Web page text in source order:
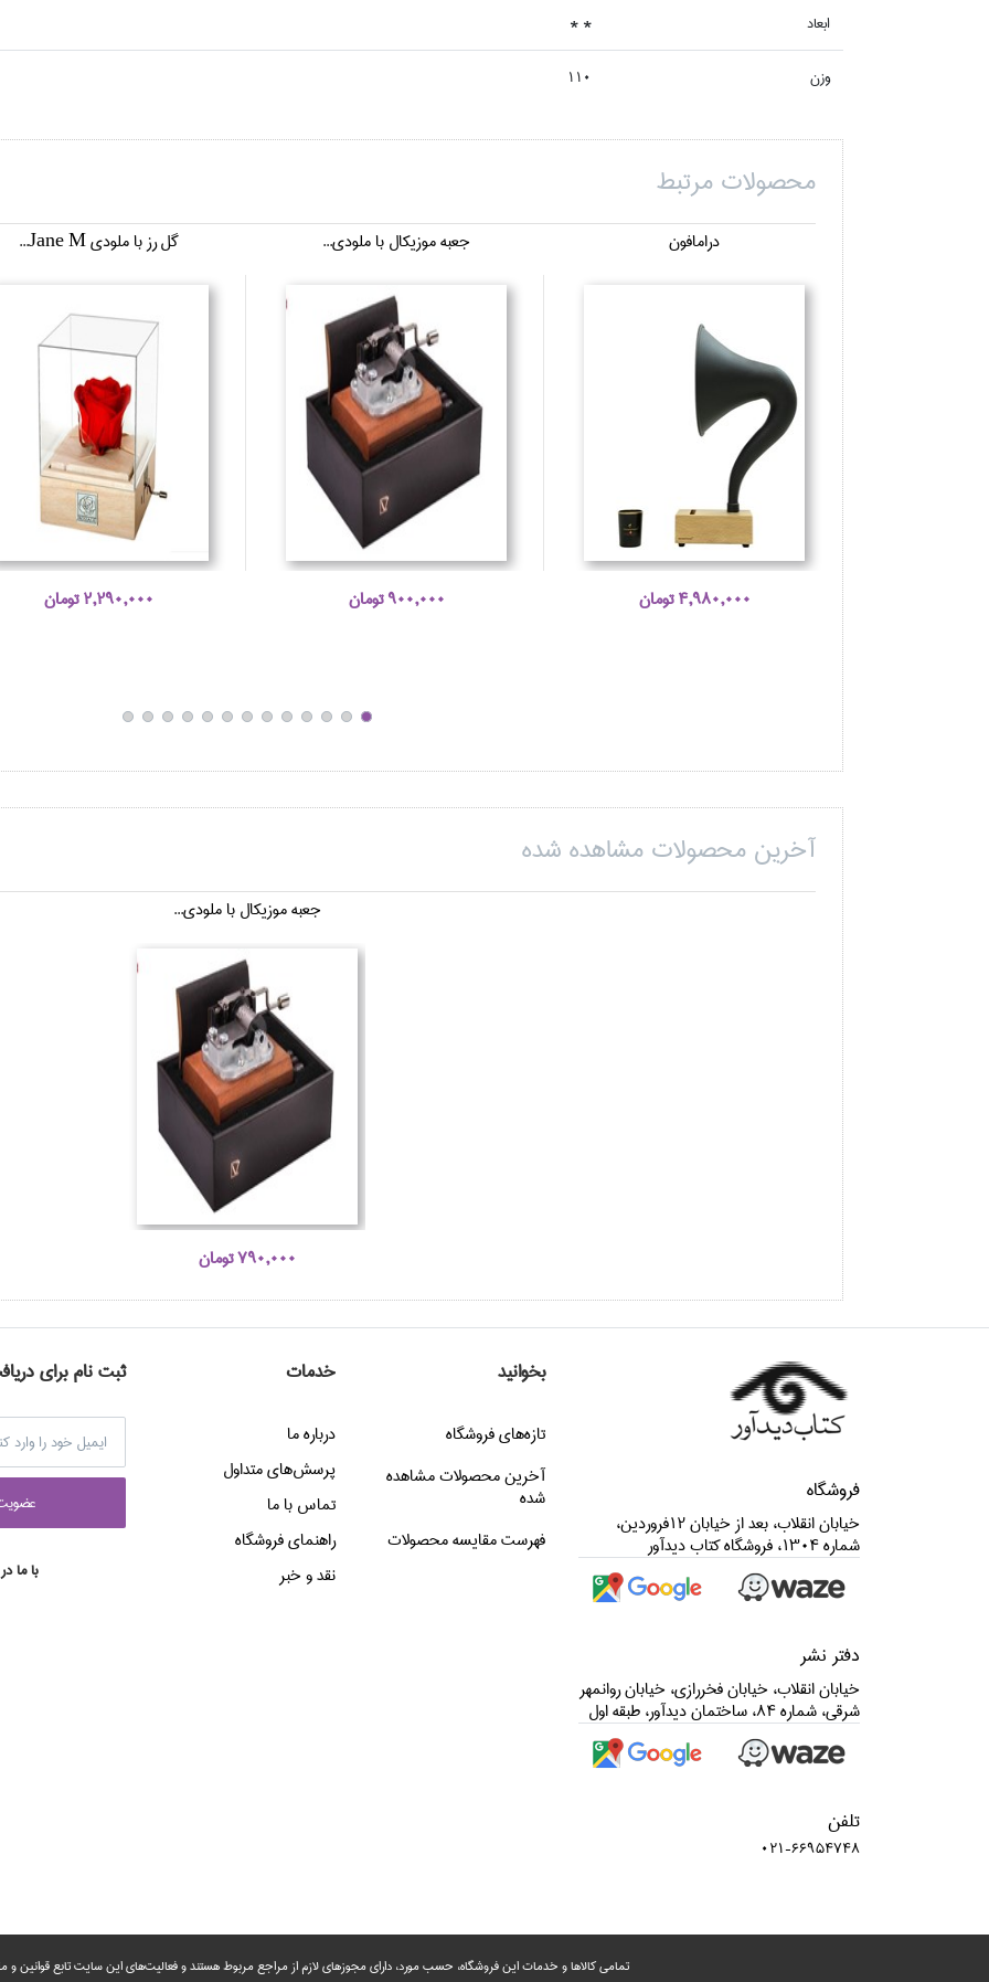
ابعاد * *
وزن 110
محصولات مرتبط
درامافون
4,980,000 تومان
جعبه موزيكال با ملودي...
900,000 تومان
گل رز با ملودي Jane M...
2,290,000 تومان
آخرین محصولات مشاهده شده
جعبه موزيكال با ملودي...
790,000 تومان
فروشگاه
خيابان انقلاب، بعد از خيابان 12فروردين،
شماره 1304، فروشگاه كتاب ديدآور
دفتر نشر
خيابان انقلاب، خيابان فخررازي، خيابان روانمهر
شرقي، شماره 84، ساختمان ديدآور، طبقه اول
تلفن
021-66954748
بخوانید
تازه‌هاي فروشگاه
آخرین محصولات مشاهده
شده
فهرست مقایسه محصولات
خدمات
درباره ما
پرسش‌هاي متداول
تماس با ما
راهنماي فروشگاه
نقد و خبر
ثبت نام برای
با ما
تمامی‌ کالاها و خدمات این فروشگاه، حسب مورد،‌ دارای مجوزهای لازم از مراجع مربوط هستند ‌و‌‌ فعالیت‌های این سایت تابع قوانین